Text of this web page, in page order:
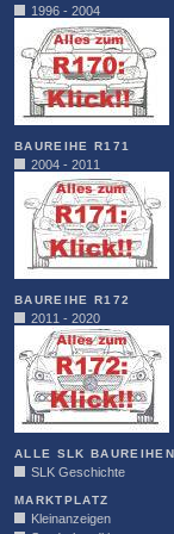
1996 - 2004
BAUREIHE R171
2004 - 2011
BAUREIHE R172
2011 - 2020
ALLE SLK BAUREIHEN
SLK Geschichte
MARKTPLATZ
Kleinanzeigen